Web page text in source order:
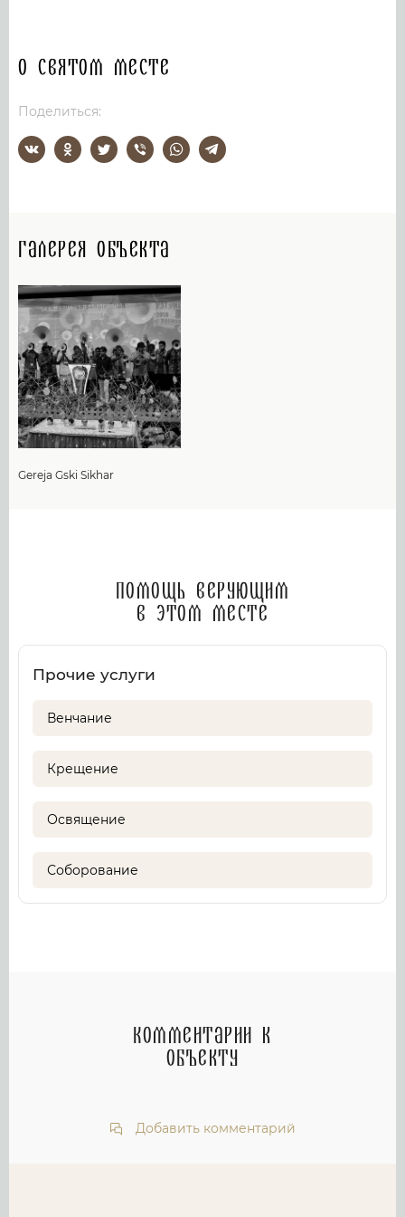
О святом месте
Поделиться:
Галерея объекта
Gereja Gski Sikhar
Помощь верующим
в этом месте
Прочие услуги
Венчание
Крещение
Освящение
Соборование
Комментарии к
объекту
Добавить комментарий